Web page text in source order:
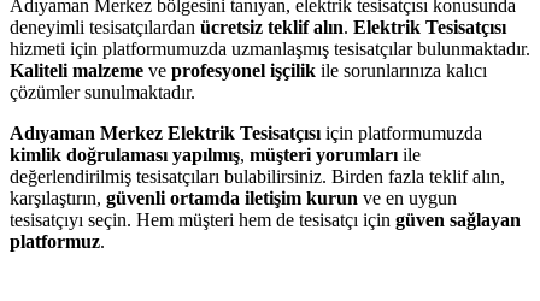
Adıyaman Merkez bölgesini tanıyan, elektrik tesisatçısı konusunda
deneyimli tesisatçılardan ücretsiz teklif alın. Elektrik Tesisatçısı
hizmeti için platformumuzda uzmanlaşmış tesisatçılar bulunmaktadır.
Kaliteli malzeme ve profesyonel işçilik ile sorunlarınıza kalıcı
çözümler sunulmaktadır.
Adıyaman Merkez Elektrik Tesisatçısı için platformumuzda
kimlik doğrulaması yapılmış, müşteri yorumları ile
değerlendirilmiş tesisatçıları bulabilirsiniz. Birden fazla teklif alın,
karşılaştırın, güvenli ortamda iletişim kurun ve en uygun
tesisatçıyı seçin. Hem müşteri hem de tesisatçı için güven sağlayan
platformuz.